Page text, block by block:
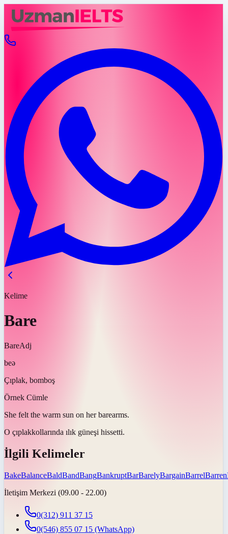
Kelime
Bare
BareAdj
beə
Çıplak, bomboş
Örnek Cümle
She felt the warm sun on her barearms.
O çıplakkollarında ılık güneşi hissetti.
İlgili Kelimeler
BakeBalanceBaldBandBangBankruptBarBarelyBargainBarrelBarren
İletişim Merkezi (09.00 - 22.00)
0(312) 911 37 15
0(546) 855 07 15 (WhatsApp)